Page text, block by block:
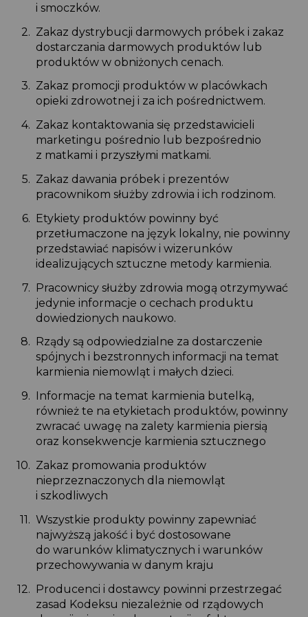
i smoczków.
Zakaz dystrybucji darmowych próbek i zakaz
dostarczania darmowych produktów lub
produktów w obniżonych cenach.
Zakaz promocji produktów w placówkach
opieki zdrowotnej i za ich pośrednictwem.
Zakaz kontaktowania się przedstawicieli
marketingu pośrednio lub bezpośrednio
z matkami i przyszłymi matkami.
Zakaz dawania próbek i prezentów
pracownikom służby zdrowia i ich rodzinom.
Etykiety produktów powinny być
przetłumaczone na język lokalny, nie powinny
przedstawiać napisów i wizerunków
idealizujących sztuczne metody karmienia.
Pracownicy służby zdrowia mogą otrzymywać
jedynie informacje o cechach produktu
dowiedzionych naukowo.
Rządy są odpowiedzialne za dostarczenie
spójnych i bezstronnych informacji na temat
karmienia niemowląt i małych dzieci.
Informacje na temat karmienia butelką,
również te na etykietach produktów, powinny
zwracać uwagę na zalety karmienia piersią
oraz konsekwencje karmienia sztucznego
Zakaz promowania produktów
nieprzeznaczonych dla niemowląt
i szkodliwych
Wszystkie produkty powinny zapewniać
najwyższą jakość i być dostosowane
do warunków klimatycznych i warunków
przechowywania w danym kraju
Producenci i dostawcy powinni przestrzegać
zasad Kodeksu niezależnie od rządowych